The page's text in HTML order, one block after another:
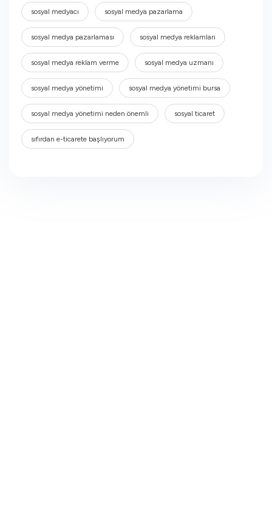
sosyal medyacı sosyal medya pazarlama
sosyal medya pazarlaması sosyal medya reklamları
sosyal medya reklam verme sosyal medya uzmanı
sosyal medya yönetimi sosyal medya yönetimi bursa
sosyal medya yönetimi neden önemli sosyal ticaret
sıfırdan e-ticarete başlıyorum